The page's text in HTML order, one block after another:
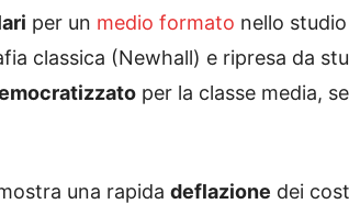
per un medio formato nello
classica (Newhall) e ripresa da
per la classe media,
una rapida deflazione dei